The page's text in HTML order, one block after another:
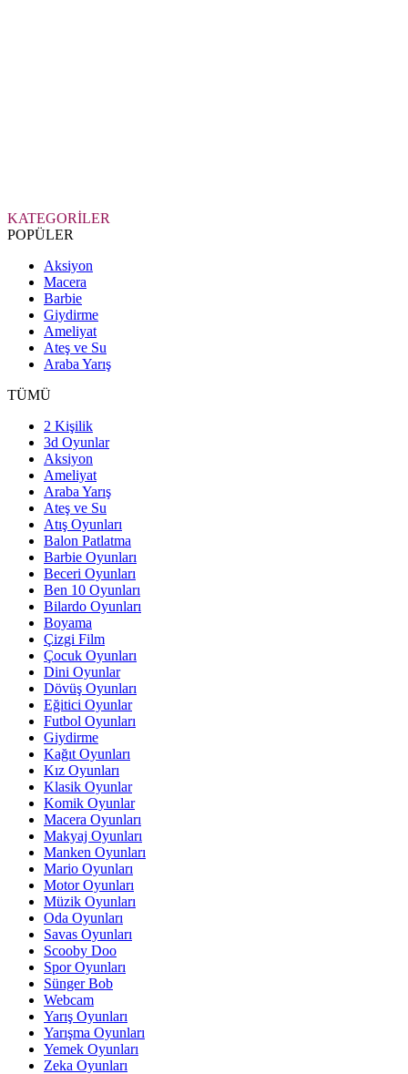
KATEGORİLER
POPÜLER
Aksiyon
Macera
Barbie
Giydirme
Ameliyat
Ateş ve Su
Araba Yarış
TÜMÜ
2 Kişilik
3d Oyunlar
Aksiyon
Ameliyat
Araba Yarış
Ateş ve Su
Atış Oyunları
Balon Patlatma
Barbie Oyunları
Beceri Oyunları
Ben 10 Oyunları
Bilardo Oyunları
Boyama
Çizgi Film
Çocuk Oyunları
Dini Oyunlar
Dövüş Oyunları
Eğitici Oyunlar
Futbol Oyunları
Giydirme
Kağıt Oyunları
Kız Oyunları
Klasik Oyunlar
Komik Oyunlar
Macera Oyunları
Makyaj Oyunları
Manken Oyunları
Mario Oyunları
Motor Oyunları
Müzik Oyunları
Oda Oyunları
Savas Oyunları
Scooby Doo
Spor Oyunları
Sünger Bob
Webcam
Yarış Oyunları
Yarışma Oyunları
Yemek Oyunları
Zeka Oyunları